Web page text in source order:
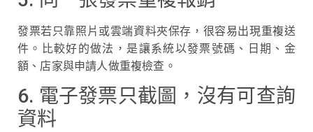
發票若只靠照片或雲端資料夾保存，很容易出現重複送
件。比較好的做法，是讓系統以發票號碼、日期、金
額、店家與申請人做重複檢查。
6. 電子發票只截圖，沒有可查詢
資料